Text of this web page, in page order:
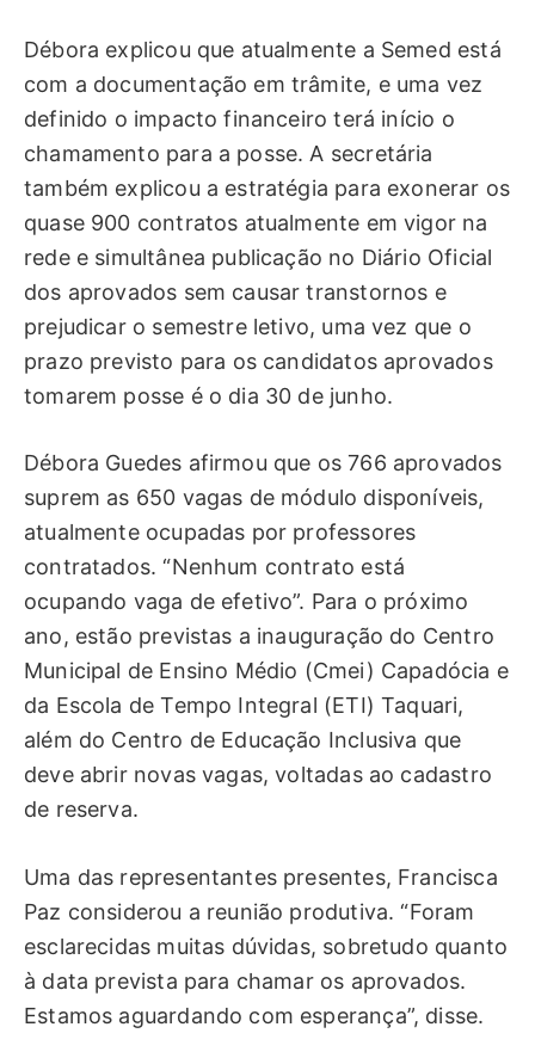
Débora explicou que atualmente a Semed está
com a documentação em trâmite, e uma vez
definido o impacto financeiro terá início o
chamamento para a posse. A secretária
também explicou a estratégia para exonerar os
quase 900 contratos atualmente em vigor na
rede e simultânea publicação no Diário Oficial
dos aprovados sem causar transtornos e
prejudicar o semestre letivo, uma vez que o
prazo previsto para os candidatos aprovados
tomarem posse é o dia 30 de junho.
Débora Guedes afirmou que os 766 aprovados
suprem as 650 vagas de módulo disponíveis,
atualmente ocupadas por professores
contratados. “Nenhum contrato está
ocupando vaga de efetivo”. Para o próximo
ano, estão previstas a inauguração do Centro
Municipal de Ensino Médio (Cmei) Capadócia e
da Escola de Tempo Integral (ETI) Taquari,
além do Centro de Educação Inclusiva que
deve abrir novas vagas, voltadas ao cadastro
de reserva.
Uma das representantes presentes, Francisca
Paz considerou a reunião produtiva. “Foram
esclarecidas muitas dúvidas, sobretudo quanto
à data prevista para chamar os aprovados.
Estamos aguardando com esperança”, disse.